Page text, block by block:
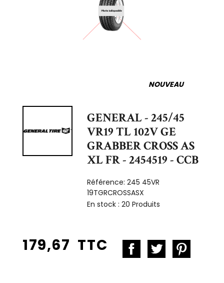
NOUVEAU
GENERAL - 245/45
VR19 TL 102V GE
GRABBER CROSS AS
XL FR - 2454519 - CCB
Référence:245 45VR
19TGRCROSSASX
En stock :20 Produits
179,67 TTC